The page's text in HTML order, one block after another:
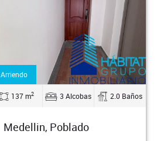
Arriendo
74 m2 3 Alcobas 2.0 Baños
Medellin, Envigado